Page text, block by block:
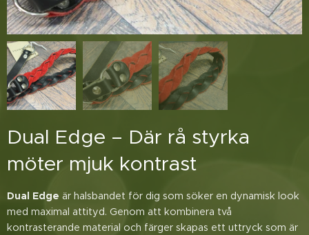
Dual Edge – Där rå styrka
möter mjuk kontrast
Dual Edge är halsbandet för dig som söker en dynamisk look
med maximal attityd. Genom att kombinera två
kontrasterande material och färger skapas ett uttryck som är